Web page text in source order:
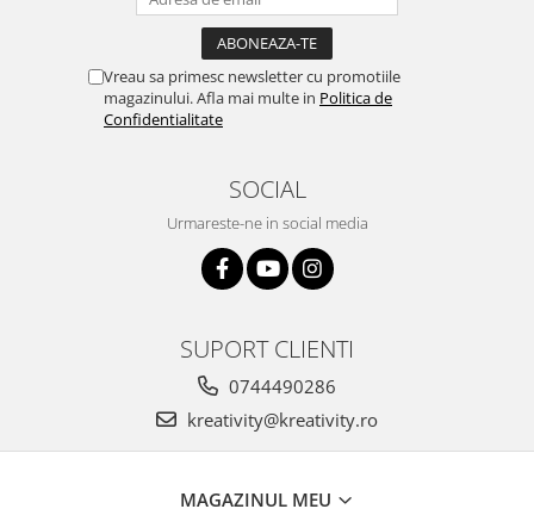
Vreau sa primesc newsletter cu promotiile
magazinului. Afla mai multe in Politica de
Confidentialitate
SOCIAL
Urmareste-ne in social media
SUPORT CLIENTI
0744490286
kreativity@kreativity.ro
MAGAZINUL MEU